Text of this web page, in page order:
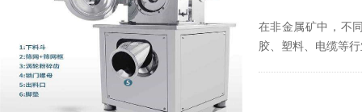
在非金属矿中，不
胶、塑料、电缆